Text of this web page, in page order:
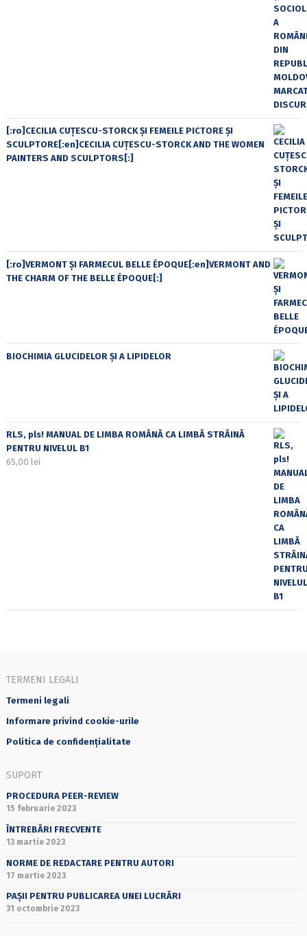
[:ro]CECILIA CUŢESCU-STORCK ŞI FEMEILE PICTORE ŞI
SCULPTORE[:en]CECILIA CUŢESCU-STORCK AND THE WOMEN
PAINTERS AND SCULPTORS[:]
[:ro]VERMONT ȘI FARMECUL BELLE ÉPOQUE[:en]VERMONT AND
THE CHARM OF THE BELLE ÉPOQUE[:]
BIOCHIMIA GLUCIDELOR ȘI A LIPIDELOR
RLS, pls! MANUAL DE LIMBA ROMÂNĂ CA LIMBĂ STRĂINĂ
PENTRU NIVELUL B1
65,00 lei
TERMENI LEGALI
Termeni legali
Informare privind cookie-urile
Politica de confidențialitate
SUPORT
PROCEDURA PEER-REVIEW
15 februarie 2023
ÎNTREBĂRI FRECVENTE
13 martie 2023
NORME DE REDACTARE PENTRU AUTORI
17 martie 2023
PAȘII PENTRU PUBLICAREA UNEI LUCRĂRI
31 octombrie 2023